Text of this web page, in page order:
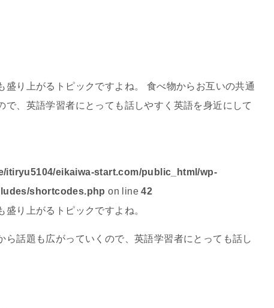
り上がるトピックですよね。 食べ物からお互いの共通
、英語学習者にとっても話しやすく英語を身近にして
itiryu5104/eikaiwa-start.com/public_html/wp-
shortcodes.php on line42
り上がるトピックですよね。
話題も広がっていくので、英語学習者にとっても話し